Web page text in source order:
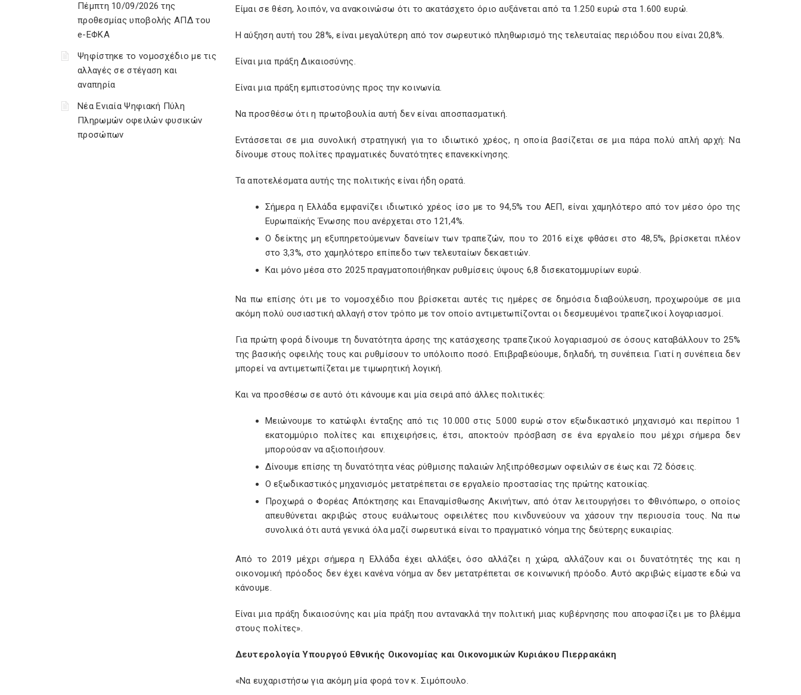
Πέμπτη 10/09/2026 της
προθεσμίας υποβολής ΑΠΔ του
e-ΕΦΚΑ
Ψηφίστηκε το νομοσχέδιο με τις
αλλαγές σε στέγαση και
αναπηρία
Νέα Ενιαία Ψηφιακή Πύλη
Πληρωμών οφειλών φυσικών
προσώπων
Είμαι σε θέση, λοιπόν, να ανακοινώσω ότι το ακατάσχετο όριο αυξάνεται από τα 1.250 ευρώ στα 1.600 ευρώ.
Η αύξηση αυτή του 28%, είναι μεγαλύτερη από τον σωρευτικό πληθωρισμό της τελευταίας περιόδου που είναι 20,8%.
Είναι μια πράξη Δικαιοσύνης.
Είναι μια πράξη εμπιστοσύνης προς την κοινωνία.
Να προσθέσω ότι η πρωτοβουλία αυτή δεν είναι αποσπασματική.
Εντάσσεται σε μια συνολική στρατηγική για το ιδιωτικό χρέος, η οποία βασίζεται σε μια πάρα πολύ απλή αρχή: Να
δίνουμε στους πολίτες πραγματικές δυνατότητες επανεκκίνησης.
Τα αποτελέσματα αυτής της πολιτικής είναι ήδη ορατά.
Σήμερα η Ελλάδα εμφανίζει ιδιωτικό χρέος ίσο με το 94,5% του ΑΕΠ, είναι χαμηλότερο από τον μέσο όρο της
Ευρωπαϊκής Ένωσης που ανέρχεται στο 121,4%.
Ο δείκτης μη εξυπηρετούμενων δανείων των τραπεζών, που το 2016 είχε φθάσει στο 48,5%, βρίσκεται πλέον
στο 3,3%, στο χαμηλότερο επίπεδο των τελευταίων δεκαετιών.
Και μόνο μέσα στο 2025 πραγματοποιήθηκαν ρυθμίσεις ύψους 6,8 δισεκατομμυρίων ευρώ.
Να πω επίσης ότι με το νομοσχέδιο που βρίσκεται αυτές τις ημέρες σε δημόσια διαβούλευση, προχωρούμε σε μια
ακόμη πολύ ουσιαστική αλλαγή στον τρόπο με τον οποίο αντιμετωπίζονται οι δεσμευμένοι τραπεζικοί λογαριασμοί.
Για πρώτη φορά δίνουμε τη δυνατότητα άρσης της κατάσχεσης τραπεζικού λογαριασμού σε όσους καταβάλλουν το 25%
της βασικής οφειλής τους και ρυθμίσουν το υπόλοιπο ποσό. Επιβραβεύουμε, δηλαδή, τη συνέπεια. Γιατί η συνέπεια δεν
μπορεί να αντιμετωπίζεται με τιμωρητική λογική.
Και να προσθέσω σε αυτό ότι κάνουμε και μία σειρά από άλλες πολιτικές:
Μειώνουμε το κατώφλι ένταξης από τις 10.000 στις 5.000 ευρώ στον εξωδικαστικό μηχανισμό και περίπου 1
εκατομμύριο πολίτες και επιχειρήσεις, έτσι, αποκτούν πρόσβαση σε ένα εργαλείο που μέχρι σήμερα δεν
μπορούσαν να αξιοποιήσουν.
Δίνουμε επίσης τη δυνατότητα νέας ρύθμισης παλαιών ληξιπρόθεσμων οφειλών σε έως και 72 δόσεις.
Ο εξωδικαστικός μηχανισμός μετατρέπεται σε εργαλείο προστασίας της πρώτης κατοικίας.
Προχωρά ο Φορέας Απόκτησης και Επαναμίσθωσης Ακινήτων, από όταν λειτουργήσει το Φθινόπωρο, ο οποίος
απευθύνεται ακριβώς στους ευάλωτους οφειλέτες που κινδυνεύουν να χάσουν την περιουσία τους. Να πω
συνολικά ότι αυτά γενικά όλα μαζί σωρευτικά είναι το πραγματικό νόημα της δεύτερης ευκαιρίας.
Από το 2019 μέχρι σήμερα η Ελλάδα έχει αλλάξει, όσο αλλάζει η χώρα, αλλάζουν και οι δυνατότητές της και η
οικονομική πρόοδος δεν έχει κανένα νόημα αν δεν μετατρέπεται σε κοινωνική πρόοδο. Αυτό ακριβώς είμαστε εδώ να
κάνουμε.
Είναι μια πράξη δικαιοσύνης και μία πράξη που αντανακλά την πολιτική μιας κυβέρνησης που αποφασίζει με το βλέμμα
στους πολίτες».
Δευτερολογία Υπουργού Εθνικής Οικονομίας και Οικονομικών Κυριάκου Πιερρακάκη
«Να ευχαριστήσω για ακόμη μία φορά τον κ. Σιμόπουλο.